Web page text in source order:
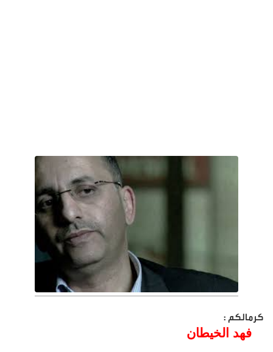
كرمالكم :
فهد الخيطان